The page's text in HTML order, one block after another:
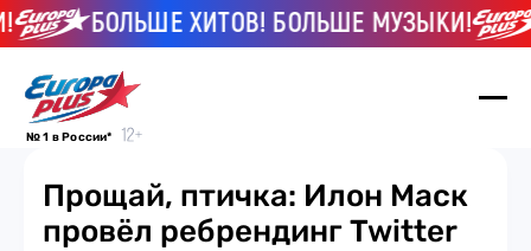
БОЛЬШЕ ХИТОВ! БОЛЬШЕ МУЗЫКИ!
№ 1 в России*
Прощай, птичка: Илон Маск
провёл ребрендинг Twitter